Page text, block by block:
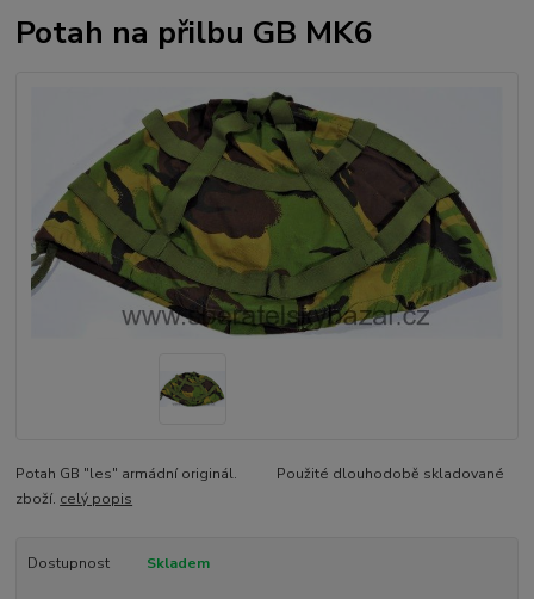
Potah na přilbu GB MK6
Potah GB "les" armádní originál. Použité dlouhodobě skladované
zboží. celý popis
Dostupnost Skladem